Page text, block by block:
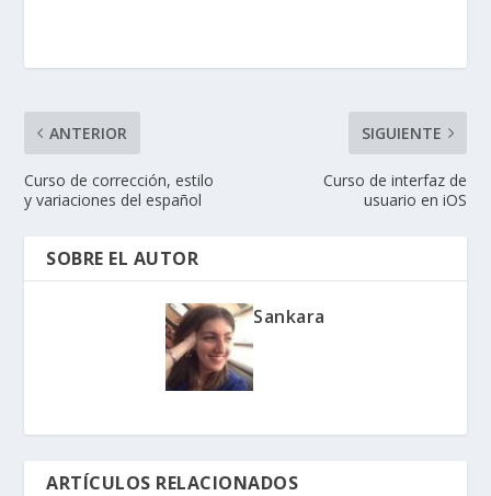
ANTERIOR
Curso de corrección, estilo
y variaciones del español
SIGUIENTE
Curso de interfaz de
usuario en iOS
SOBRE EL AUTOR
Sankara
ARTÍCULOS RELACIONADOS